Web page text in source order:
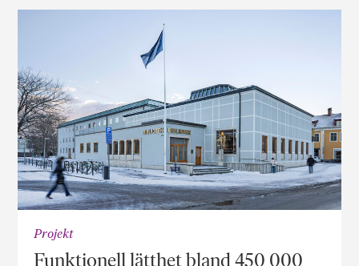
Projekt
Funktionell lätthet bland 450 000